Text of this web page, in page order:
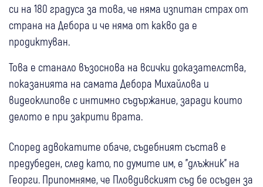
си на 180 градуса за това, че няма изпитан страх от
страна на Дебора и че няма от какво да е
продиктуван.
Това е станало възоснова на всички доказателства,
показанията на самата Дебора Михайлова и
видеоклипове с интимно съдържание, заради които
делото е при закрити врата.
Според адвокатите обаче, съдебният състав е
предубеден, след като, по думите им, е "длъжник" на
Георги. Припомняме, че Пловдивският съд бе осъден за